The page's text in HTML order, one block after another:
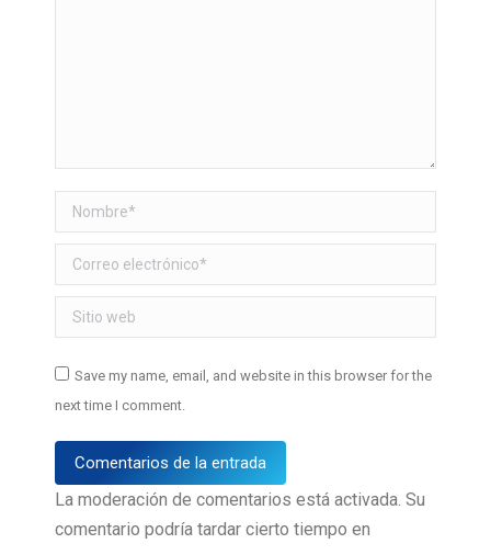
Nombre *
Correo electrónico *
Sitio web
Save my name, email, and website in this browser for the
next time I comment.
Comentarios de la entrada
La moderación de comentarios está activada. Su
comentario podría tardar cierto tiempo en